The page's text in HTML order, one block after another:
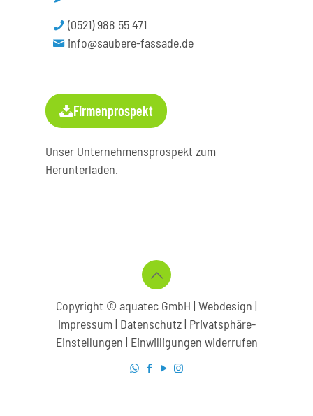
(0521) 988 55 471
info@saubere-fassade.de
Firmenprospekt
Unser Unternehmensprospekt zum
Herunterladen.
Copyright © aquatec GmbH | Webdesign |
Impressum | Datenschutz| Privatsphäre-
Einstellungen | Einwilligungen widerrufen